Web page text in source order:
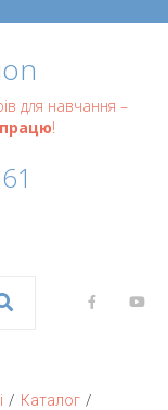
для навчання –
!
/ Каталог /